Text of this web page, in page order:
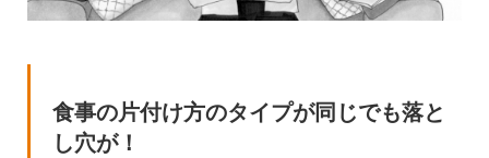
食事の片付け方のタイプが同じでも落と
し穴が！